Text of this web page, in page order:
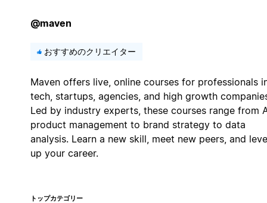
@maven
おすすめのクリエイター
Maven offers live, online courses for professionals
tech, startups, agencies, and high growth
Led by industry experts, these courses range from
product management to brand strategy to data
analysis. Learn a new skill, meet new peers, and
up your career.
トップカテゴリー